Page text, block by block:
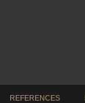
REFERENCES